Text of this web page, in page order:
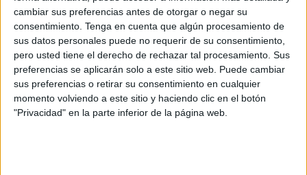
cambiar sus preferencias antes de otorgar o negar su
consentimiento. Tenga en cuenta que algún procesamiento de
sus datos personales puede no requerir de su consentimiento,
pero usted tiene el derecho de rechazar tal procesamiento. Sus
preferencias se aplicarán solo a este sitio web. Puede cambiar
sus preferencias o retirar su consentimiento en cualquier
momento volviendo a este sitio y haciendo clic en el botón
"Privacidad" en la parte inferior de la página web.
SÍGUENOS EN FACEBOOK